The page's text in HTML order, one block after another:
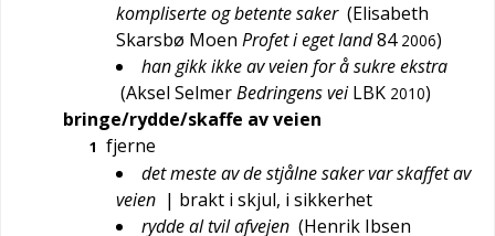
kompliserte og betente saker (Elisabeth
Skarsbø Moen Profet i eget land84 2006)
han gikk ikke av veien for å sukre ekstra
(Aksel SelmerBedringens vei LBK 2010)
bringe/rydde/skaffe av veien
1 fjerne
det meste av de stjålne saker var skaffet av
veien | brakt i skjul, i sikkerhet
rydde al tvil afvejen (Henrik Ibsen